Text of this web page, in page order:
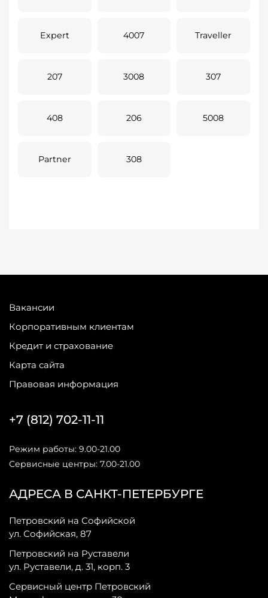
Expert 4007 Traveller
207 3008 307
408 206 5008
Partner 308
Вакансии
Корпоративным клиентам
Кредит и страхование
Карта сайта
Правовая информация
АДРЕСА В САНКТ-ПЕТЕРБУРГЕ
Петровский на Софийской
ул. Софийская, 87
Петровский на Руставели
ул. Руставели, д. 31, корп. 3
Сервисный центр Петровский
+7 (812) 702-11-11
Режим работы: 9.00-21.00
Сервисные центры: 7.00-21.00